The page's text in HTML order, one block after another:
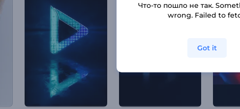
Что-то пошло не так.
wrong. Failed to
Got it